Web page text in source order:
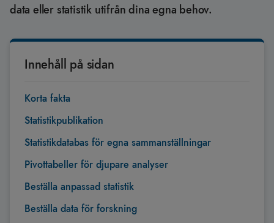
data eller statistik utifrån dina egna behov.
Innehåll på sidan
Korta fakta
Statistikpublikation
Statistikdatabas för egna sammanställningar
Pivottabeller för djupare analyser
Beställa anpassad statistik
Beställa data för forskning